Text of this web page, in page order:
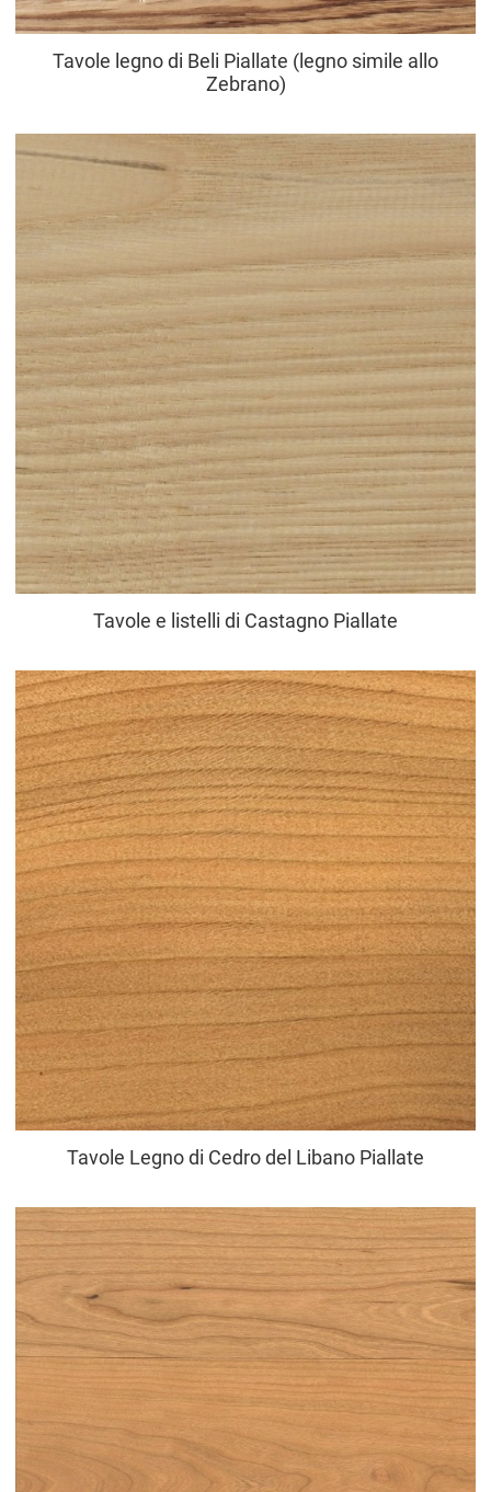
Tavole legno di Beli Piallate (legno simile allo
Zebrano)
Tavole e listelli di Castagno Piallate
Tavole Legno di Cedro del Libano Piallate